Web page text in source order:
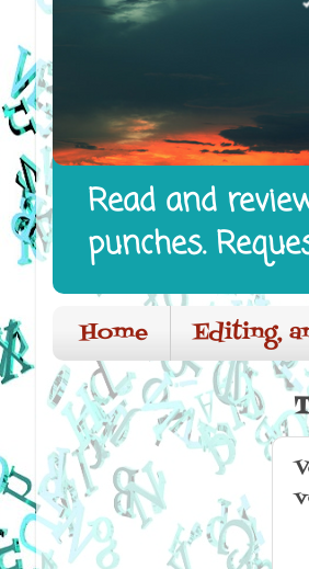
Read and
punches.
Home Editing,